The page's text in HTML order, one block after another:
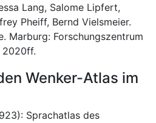
Lang, Salome Lipfert,
Pheiff, Bernd Vielsmeier.
Marburg: Forschungszentrum
2020ff.
Wenker-Atlas im
Sprachatlas des